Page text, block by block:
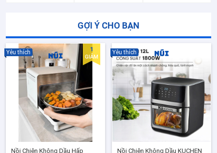
GỢI Ý CHO BẠN
Nồi Chiên Không Dầu Hấp
Yêu thích 1
GIẢM
Nồi Chiên Không Dầu KUCHEN
Yêu thích